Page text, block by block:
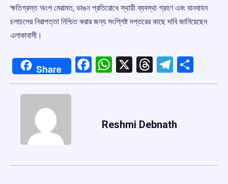
ক্ষতিগ্রস্ত অংশ মেরামত, ভাঙন প্রতিরোধে স্থায়ী ব্যবস্থা গ্রহণ এবং যানবাহন
চলাচলের নিরাপত্তা নিশ্চিত করার জন্য সংশ্লিষ্ট দপ্তরের কাছে দাবি জানিয়েছেন
এলাকাবাসী।
Share Facebook
WhatsApp
X Threads
Reshmi Debnath